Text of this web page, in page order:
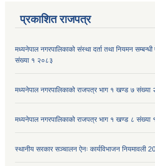
प्रकाशित राजपत्र
मध्यनेपाल नगरपालिकाको संस्था दर्ता तथा नियमन
संख्या १ २०८३
मध्यनेपाल नगरपालिकाको राजपत्र भाग १ खण्ड ७
मध्यनेपाल नगरपालिकाको राजपत्र भाग १ खण्ड ८ संख्या
स्थानीय सरकार सञ्चालन ऐनः कार्यविभाजन नियमावली